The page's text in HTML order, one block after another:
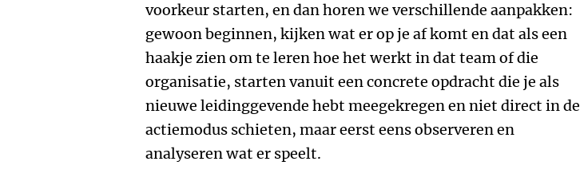
voorkeur starten, en dan horen we verschillende aanpakken:
gewoon beginnen, kijken wat er op je af komt en dat als een
haakje zien om te leren hoe het werkt in dat team of die
organisatie, starten vanuit een concrete opdracht die je als
nieuwe leidinggevende hebt meegekregen en niet direct in de
actiemodus schieten, maar eerst eens observeren en
analyseren wat er speelt.